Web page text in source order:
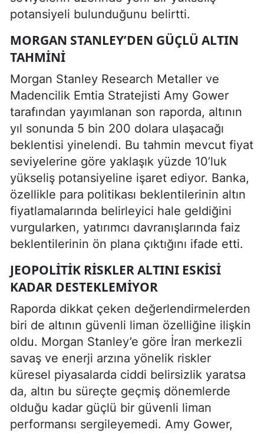
potansiyeli bulunduğunu belirtti.
MORGAN STANLEY’DEN GÜÇLÜ ALTIN
TAHMINI
Morgan Stanley Research Metaller ve
Madencilik Emtia Stratejisti Amy Gower
tarafından yayımlanan son raporda, altının
yıl sonunda 5 bin 200 dolara ulaşacağı
beklentisi yinelendi. Bu tahmin mevcut fiyat
seviyelerine göre yaklaşık yüzde 10’luk
yükseliş potansiyeline işaret ediyor. Banka,
özellikle para politikası beklentilerinin altın
fiyatlamalarında belirleyici hale geldiğini
vurgularken, yatırımcı davranışlarında faiz
beklentilerinin ön plana çıktığını ifade etti.
JEOPOLITIK RISKLER ALTINI ESKISI
KADAR DESTEKLEMIYOR
Raporda dikkat çeken değerlendirmelerden
biri de altının güvenli liman özelliğine ilişkin
oldu. Morgan Stanley’e göre İran merkezli
savaş ve enerji arzına yönelik riskler
küresel piyasalarda ciddi belirsizlik yaratsa
da, altın bu süreçte geçmiş dönemlerde
olduğu kadar güçlü bir güvenli liman
performansı sergileyemedi. Amy Gower,